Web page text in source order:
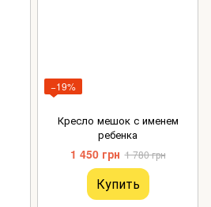
−19%
Кресло мешок с именем
ребенка
1 450 грн 1 780 грн
Купить